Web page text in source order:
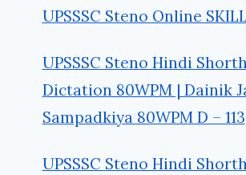
UPSSSC Steno Online
UPSSSC Steno Hindi
Dictation 80WPM | Dainik
Sampadkiya 80WPM D – 113
UPSSSC Steno Hindi